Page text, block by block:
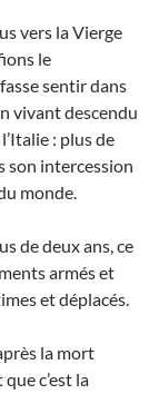
vers la Vierge
le
sentir dans
vivant descendu
: plus de
son intercession
monde.
de deux ans, ce
armés et
et déplacés.
la mort
c’est la